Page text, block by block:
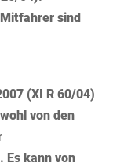
sind
(XI R 60/04)
von den
Es kann von